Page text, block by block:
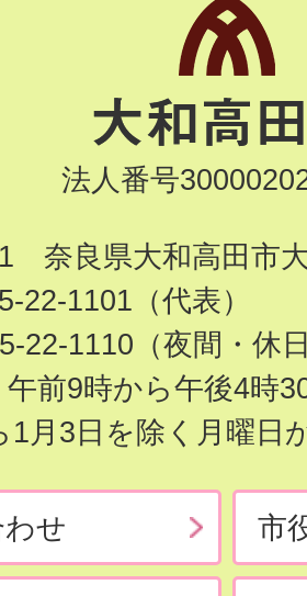
法人番号
奈良県大和高田市
22-1101（代表）
22-1110（夜間・休
前9時から午後4時
1月3日を除く月曜日
せ 市